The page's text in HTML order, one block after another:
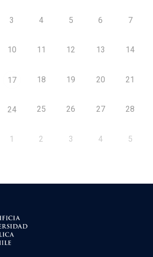
3 4 5 6 7
10 11 12 13 14
17 18 19 20 21
24 25 26 27 28
1 2 3 4 5